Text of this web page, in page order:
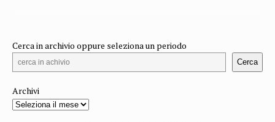
Cerca in archivio oppure seleziona un periodo
Cerca
Archivi